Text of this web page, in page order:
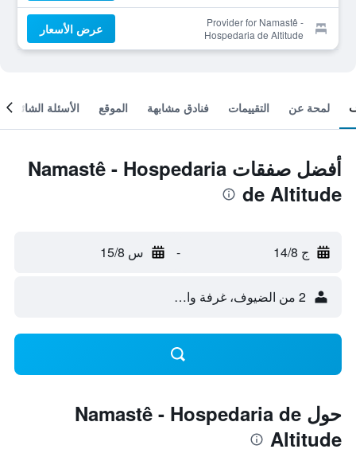
Provider for Namastê -
Hospedaria de Altitude
عرض الأسعار
لمحة عن التقييمات فنادق مشابهة الموقع الأسئلة الشائعة
أفضل صفقات Namastê - Hospedaria
de Altitude
ج 14/8 - س 15/8
2 من الضيوف، غرفة واحدة
حول Namastê - Hospedaria de
Altitude